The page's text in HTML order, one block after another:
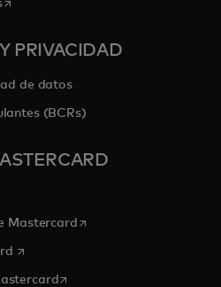
PRIVACIDAD
de datos
(BCRs)
pestaña nueva
Mastercardse abre en una pestaña
se abre en una pestaña nueva
se abre en una pestaña